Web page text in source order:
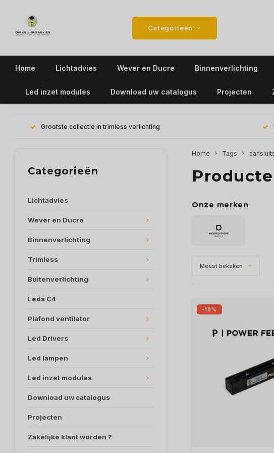
Categorieën
Home Lichtadvies Wever en Ducre Binnenverlichting
Led inzet modules Download uw catalogus Projecten
Grootste collectie in trimless verlichting
Categorieën
Lichtadvies
Wever en Ducre
Binnenverlichting
Trimless
Buitenverlichting
Leds C4
Plafond ventilator
Led Drivers
Led lampen
Led inzet modules
Download uw catalogus
Projecten
Zakelijke klant worden ?
Home Tags
Onze merken
Meest bekeken
-10%